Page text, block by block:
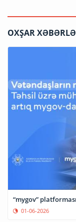
OXŞAR
“mygov”
01-06-2026